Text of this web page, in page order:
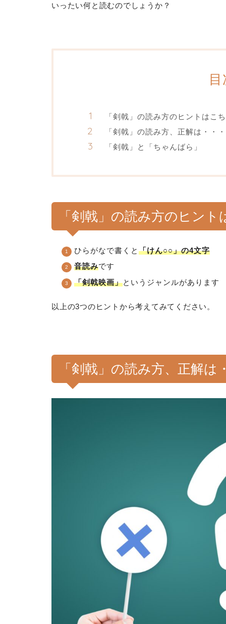
いったい何と読むのでしょうか？
「剣戟」の読み方のヒントはこ
「剣戟」の読み方、正解は・・・
「剣戟」と「ちゃんばら」
「剣戟」の読み方のヒント
ひらがなで書くと 「けん○○」の4文字
音読みです
「剣戟映画」というジャンルがあります
以上の3つのヒントから考えてみてください。
「剣戟」の読み方、正解は